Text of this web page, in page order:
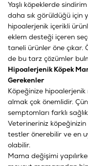
Yaşlı köpeklerde
daha sık görüldüğü için
hipoalerjenik içerikli
eklem desteği içeren
taneli ürünler öne çıkar.
de bu tarz çözümler
Hipoalerjenik Köpek
Gerekenler
Köpeğinize
almak çok önemlidir.
semptomları farklı
Veterineriniz köpeğinizin
testler önerebilir ve en
olabilir.
Mama değişimi